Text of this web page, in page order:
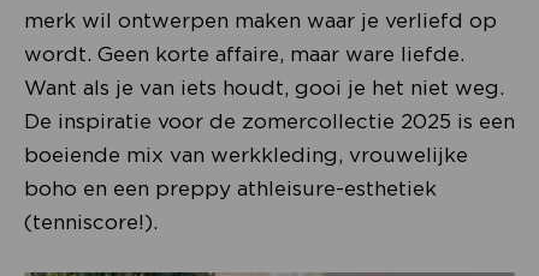
merk wil ontwerpen maken waar je verliefd op
wordt. Geen korte affaire, maar ware liefde.
Want als je van iets houdt, gooi je het niet weg.
De inspiratie voor de zomercollectie 2025 is een
boeiende mix van werkkleding, vrouwelijke
boho en een preppy athleisure-esthetiek
(tenniscore!).